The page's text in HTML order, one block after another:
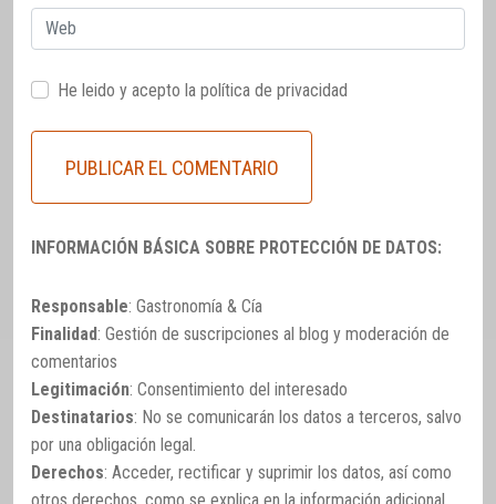
Web
He leido y acepto la política de privacidad
INFORMACIÓN BÁSICA SOBRE PROTECCIÓN DE DATOS:
Responsable: Gastronomía & Cía
Finalidad: Gestión de suscripciones al blog y moderación de
comentarios
Legitimación: Consentimiento del interesado
Destinatarios: No se comunicarán los datos a terceros, salvo
por una obligación legal.
Derechos: Acceder, rectificar y suprimir los datos, así como
otros derechos, como se explica en la información adicional.